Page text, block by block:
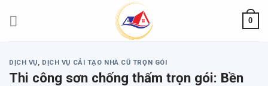
0
DỊCH VỤ, DỊCH VỤ CẢI TẠO NHÀ CŨ TRỌN GÓI
Thi công sơn chống thấm trọn gói: Bền